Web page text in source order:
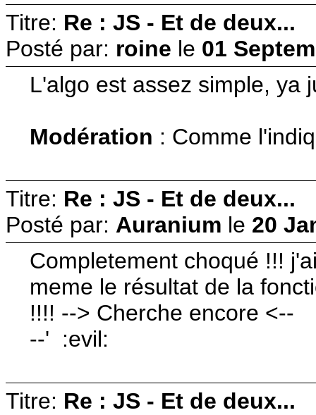
Titre: Re : JS - Et de deux...
Posté par: roine le 01
L'algo est assez simple, ya
Modération : Comme
Titre: Re : JS - Et de deux...
Posté par: Auranium le 20
Completement choqué !!!
meme le résultat de la
!!!! --> Cherche encore <--
--' :evil:
Titre: Re : JS - Et de deux...